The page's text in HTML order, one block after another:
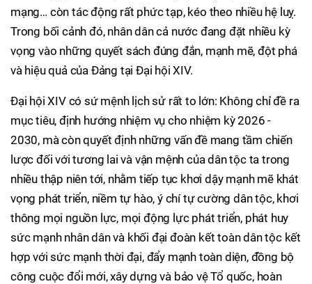
mạng… còn tác động rất phức tạp, kéo theo nhiều hệ luỵ.
Trong bối cảnh đó, nhân dân cả nước đang đặt nhiều kỳ
vọng vào những quyết sách đúng đắn, mạnh mẽ, đột phá
và hiệu quả của Đảng tại Đại hội XIV.
Đại hội XIV có sứ mệnh lịch sử rất to lớn: Không chỉ đề ra
mục tiêu, định hướng nhiệm vụ cho nhiệm kỳ 2026 -
2030, mà còn quyết định những vấn đề mang tầm chiến
lược đối với tương lai và vận mệnh của dân tộc ta trong
nhiều thập niên tới, nhằm tiếp tục khơi dậy mạnh mẽ khát
vọng phát triển, niềm tự hào, ý chí tự cường dân tộc, khơi
thông mọi nguồn lực, mọi động lực phát triển, phát huy
sức mạnh nhân dân và khối đại đoàn kết toàn dân tộc kết
hợp với sức mạnh thời đại, đẩy mạnh toàn diện, đồng bộ
công cuộc đổi mới, xây dựng và bảo vệ Tổ quốc, hoàn